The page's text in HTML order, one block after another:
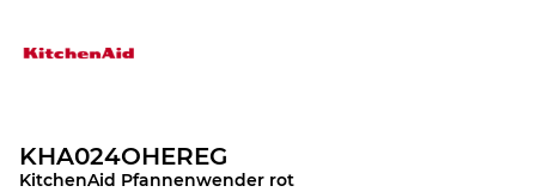
KHA024OHEREG
KitchenAid Pfannenwender rot